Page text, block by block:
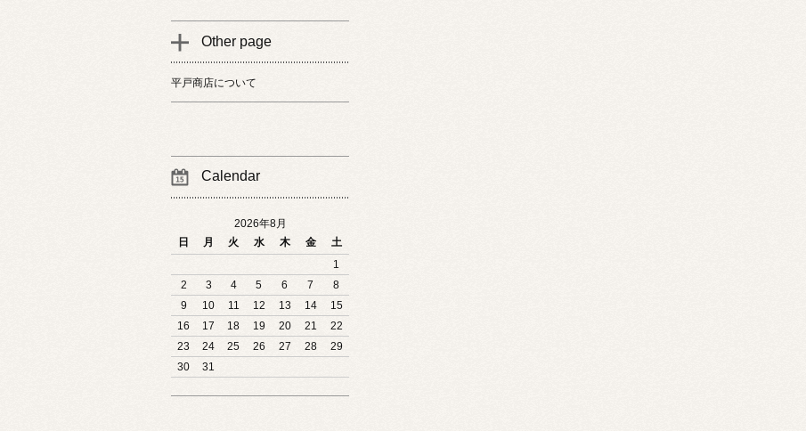
Other page
平戸商店について
Calendar
2026年8月
日
月 火 水 木 金
土
1
2
3 4 5 6 7
8
9
10 11 12 13 14
15
16
17 18 19 20 21
22
23
24 25 26 27 28
29
30
31